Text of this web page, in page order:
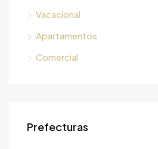
Vacacional
Apartamentos
Comercial
Prefecturas